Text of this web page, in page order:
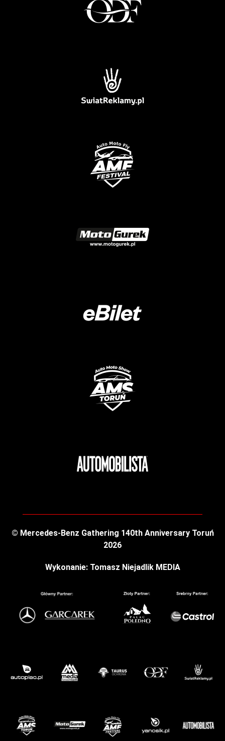
© Mercedes-Benz Gathering 140th Anniversary Toruń
2026
Wykonanie: Tomasz Niejadlik MEDIA